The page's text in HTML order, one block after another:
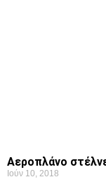
Aεροπλάνο
Ιούν 10, 2018